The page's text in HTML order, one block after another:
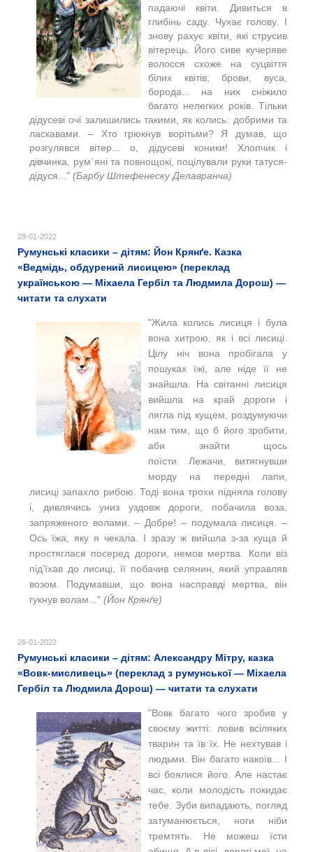
падаючі квіти. Дивиться в
глибінь саду. Чухає голову. І
знову рахує квіти, які струсив
вітерець. Його сивe кучерявe
волосся схоже на суцвіття
білих квітів; брови, вуса,
борода... на них сніжило
багато нелегких років. Тільки
дідусеві очі залишились такими, як колись: добрими та
ласкавами. ‒ Хто грюкнув ворітьми? Я думав, щo
розгулявся вітер... о, дідусеві коники! Хлопчик і
дівчинка, рум᾽яні та повнощокі, поцілували руки татуся-
дідуся..." (Барбу Штефенеску Делавранча)
28-01-2022
Румунські класики – дітям: Йон Крянґе. Казка
«Ведмідь, обдурений лисицею» (переклад
українською — Міхаела Гербіл та Людмила Дорош) —
читати та слухати
"Жила колись лисиця і була
вона хитрою, як і всі лисиці.
Цілу ніч вона пробігала у
пошуках їжі, але ніде її не
знайшла. На світанні лисиця
вийшла на край дороги і
лягла під кущем, роздумуючи
нам тим, що б його зробити,
аби знайти щось
поїсти. Лежачи, витягнувши
морду на передні лапи,
лисиці запахло рибою. Тоді вона трохи підняла голову
і, дивлячись униз уздовж дороги, побачила воза,
запряженого волами. – Добре! – подумала лисиця. –
Ось їжа, яку я чекала. І зразу ж вийшла з-за куща й
простяглася посеред дороги, немов мертва. Коли віз
під’їхав до лисиці, її побачив селянин, який управляв
возом. Подумавши, що вона насправді мертва, він
гукнув волам..." (Йон Крянґе)
26-01-2022
Румунські класики – дітям: Александру Мітру, казка
«Вовк-мисливець» (переклад з румунської — Міхаела
Гербіл та Людмила Дорош) — читати та слухати
"Вовк багато чого зробив у
своєму житті: ловив всіляких
тварин та їв їх. Не нехтував і
людьми. Він багато накоїв... І
всі боялися його. Але настає
час, коли молодість покидає
тебе. Зуби випадають, погляд
затуманюється, ноги ніби
тремтять. Не можеш їсти